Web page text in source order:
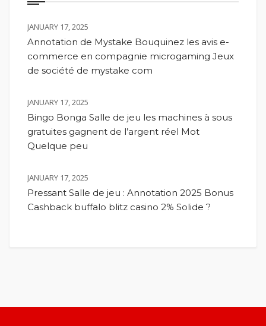
JANUARY 17, 2025
Annotation de Mystake Bouquinez les avis e-
commerce en compagnie microgaming Jeux
de société de mystake com
JANUARY 17, 2025
Bingo Bonga Salle de jeu les machines à sous
gratuites gagnent de l’argent réel Mot
Quelque peu
JANUARY 17, 2025
Pressant Salle de jeu : Annotation 2025 Bonus
Cashback buffalo blitz casino 2% Solide ?